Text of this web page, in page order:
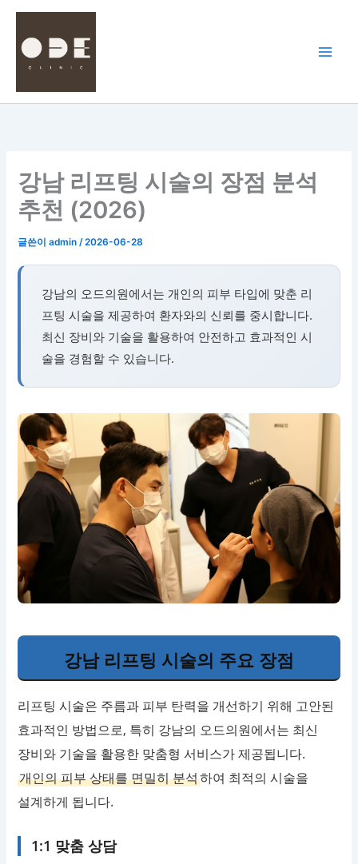
너
강남 리프팅 시술의 장점 분석
추천 (2026)
글쓴이admin/2026-06-28
강남의 오드의원에서는 개인의 피부 타입에 맞춘 리
프팅 시술을 제공하여 환자와의 신뢰를 중시합니다.
최신 장비와 기술을 활용하여 안전하고 효과적인 시
술을 경험할 수 있습니다.
강남 리프팅 시술의 주요 장점
리프팅 시술은 주름과 피부 탄력을 개선하기 위해 고안된
효과적인 방법으로, 특히 강남의 오드의원에서는 최신
장비와 기술을 활용한 맞춤형 서비스가 제공됩니다.
개인의 피부 상태를 면밀히 분석하여 최적의 시술을
설계하게 됩니다.
1:1 맞춤 상담